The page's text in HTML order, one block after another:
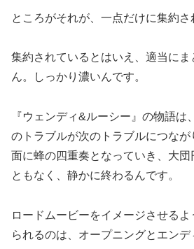
ところがそれが、一点だけに集約さ
集約されているとはいえ、適当に
ん。しっかり濃いんです。
『ウェンディ&ルーシー』の物語は
のトラブルが次のトラブルにつなが
面に蜂の四重奏となっていき、大団
ともなく、静かに終わるんです。
ロードムービーをイメージさせる
られるのは、オープニングとエンデ